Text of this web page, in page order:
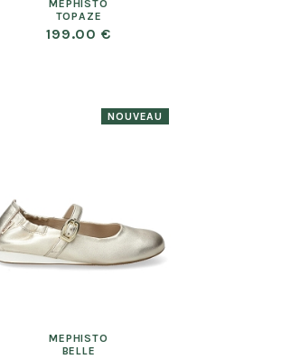
MEPHISTO
TOPAZE
199.00 €
MEPHISTO
BELLE